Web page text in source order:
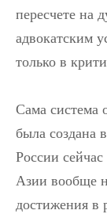
пересчете на
адвокатским
только в
Сама система
была создана
России
Азии вообще
достижения в